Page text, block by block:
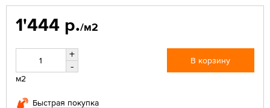
1'444 р./м2
+
-
м2
В корзину
Быстрая покупка